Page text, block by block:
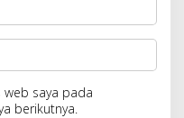
saya pada
berikutnya.